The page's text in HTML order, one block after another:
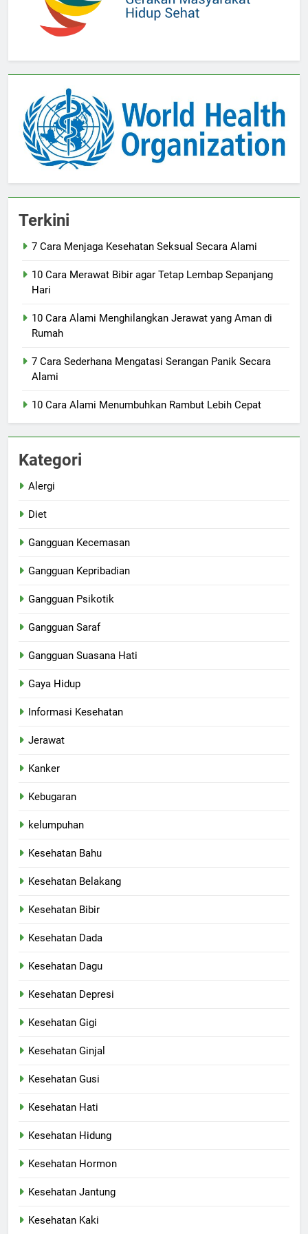
Terkini
7 Cara Menjaga Kesehatan Seksual Secara Alami
10 Cara Merawat Bibir agar Tetap Lembap Sepanjang
Hari
10 Cara Alami Menghilangkan Jerawat yang Aman di
Rumah
7 Cara Sederhana Mengatasi Serangan Panik Secara
Alami
10 Cara Alami Menumbuhkan Rambut Lebih Cepat
Kategori
Alergi
Diet
Gangguan Kecemasan
Gangguan Kepribadian
Gangguan Psikotik
Gangguan Saraf
Gangguan Suasana Hati
Gaya Hidup
Informasi Kesehatan
Jerawat
Kanker
Kebugaran
kelumpuhan
Kesehatan Bahu
Kesehatan Belakang
Kesehatan Bibir
Kesehatan Dada
Kesehatan Dagu
Kesehatan Depresi
Kesehatan Gigi
Kesehatan Ginjal
Kesehatan Gusi
Kesehatan Hati
Kesehatan Hidung
Kesehatan Hormon
Kesehatan Jantung
Kesehatan Kaki